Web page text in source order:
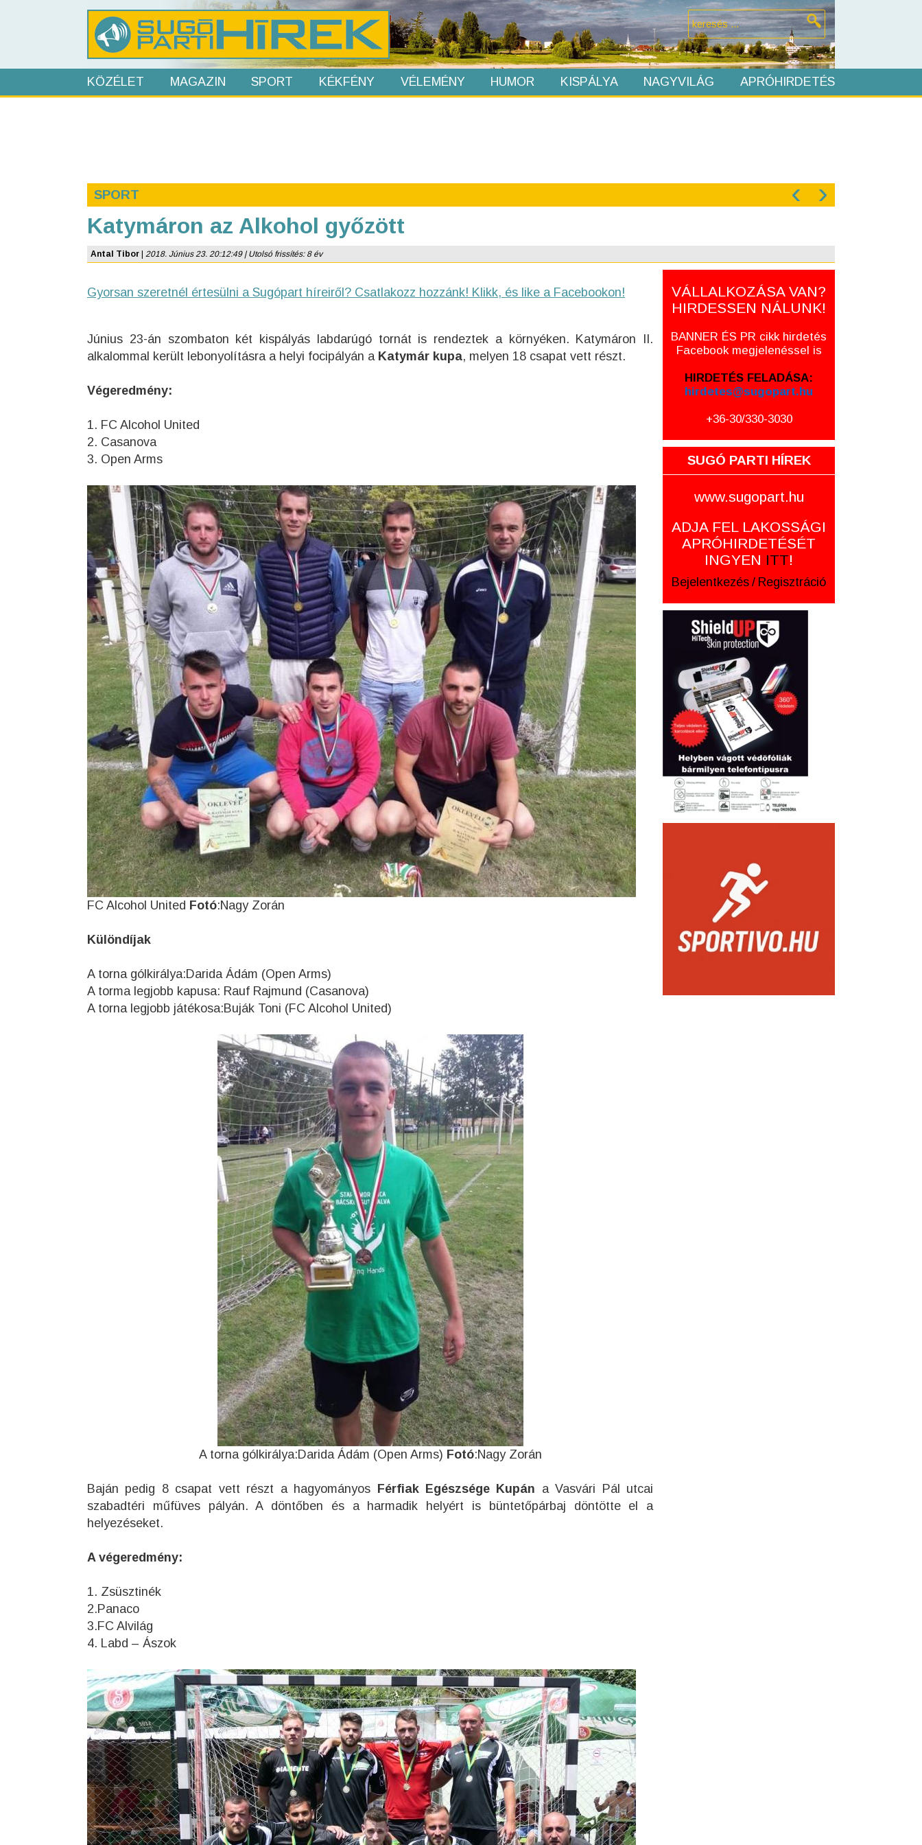
KÖZÉLET MAGAZIN SPORT KÉKFÉNY VÉLEMÉNY HUMOR KISPÁLYA NAGYVILÁG APRÓHIRDETÉS
SPORT ‹ ›
Katymáron az Alkohol győzött
Antal Tibor 2018. Június 23. 20:12:49 | Utolsó frissítés: 8 év
Gyorsan szeretnél értesülni a Sugópart híreiről? Csatlakozz hozzánk! Klikk, és like a Facebookon!
Június 23-án szombaton két kispályás labdarúgó tornát is rendeztek a környéken. Katymáron II.
alkalommal került lebonyolításra a helyi focipályán a Katymár kupa, melyen 18 csapat vett részt.
Végeredmény:
1. FC Alcohol United
2. Casanova
3. Open Arms
FC Alcohol United Fotó:Nagy Zorán
Különdíjak
A torna gólkirálya:Darida Ádám (Open Arms)
A torma legjobb kapusa: Rauf Rajmund (Casanova)
A torna legjobb játékosa:Buják Toni (FC Alcohol United)
A torna gólkirálya:Darida Ádám (Open Arms) Fotó:Nagy Zorán
Baján pedig 8 csapat vett részt a hagyományos Férfiak Egészsége Kupán a Vasvári Pál utcai
szabadtéri műfüves pályán. A döntőben és a harmadik helyért is büntetőpárbaj döntötte el a
helyezéseket.
A végeredmény:
1. Zsüsztinék
2.Panaco
3.FC Alvilág
4. Labd – Ászok
VÁLLALKOZÁSA VAN?
HIRDESSEN NÁLUNK!
BANNER ÉS PR cikk hirdetés
Facebook megjelenéssel is
HIRDETÉS FELADÁSA:
hirdetes@sugopart.hu
+36-30/330-3030
SUGÓ PARTI HÍREK
www.sugopart.hu
ADJA FEL LAKOSSÁGI
APRÓHIRDETÉSÉT
INGYEN ITT!
Bejelentkezés / Regisztráció